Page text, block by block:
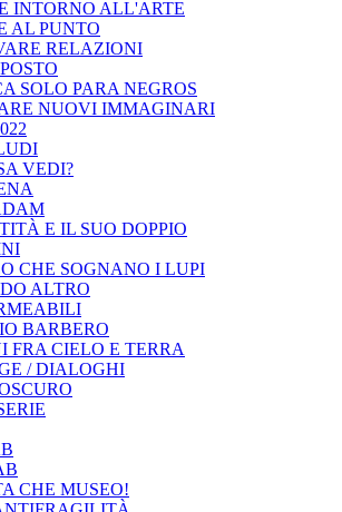
INTORNO ALL'ARTE
AL PUNTO
RELAZIONI
SOLO PARA NEGROS
NUOVI IMMAGINARI
VEDI?
E IL SUO DOPPIO
CHE SOGNANO I LUPI
ALTRO
BARBERO
FRA CIELO E TERRA
/ DIALOGHI
CHE MUSEO!